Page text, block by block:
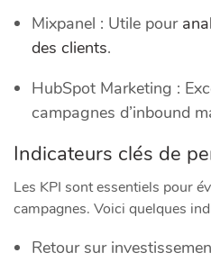
Mixpanel : Utile pour
des clients.
HubSpot Marketing :
campagnes d’inbound
Indicateurs clés de
Les KPI sont essentiels pour
campagnes. Voici quelques
Retour sur